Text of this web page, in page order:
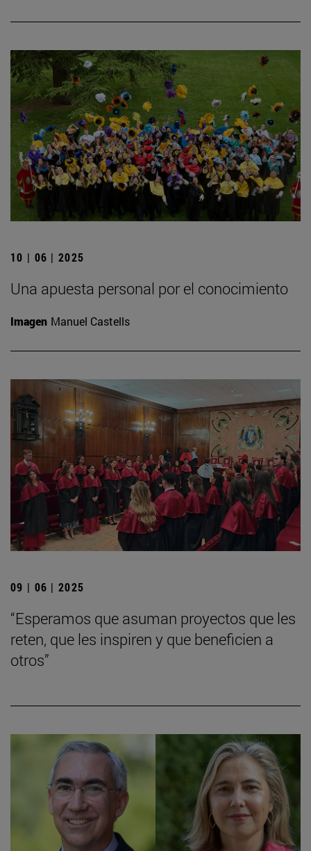
10 | 06 | 2025
Una apuesta personal por el conocimiento
Imagen Manuel Castells
09 | 06 | 2025
“Esperamos que asuman proyectos que les
reten, que les inspiren y que beneficien a
otros”